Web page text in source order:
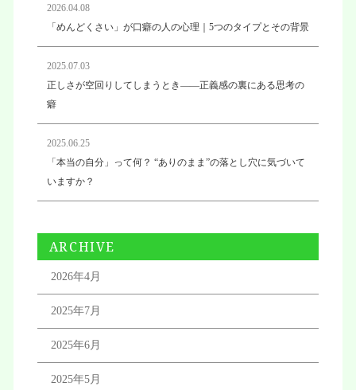
2026.04.08
「めんどくさい」が口癖の人の心理｜5つのタイプとその背景
2025.07.03
正しさが空回りしてしまうとき——正義感の裏にある思考の
癖
2025.06.25
「本当の自分」って何？ “ありのまま”の落とし穴に気づいて
いますか？
ARCHIVE
2026年4月
2025年7月
2025年6月
2025年5月